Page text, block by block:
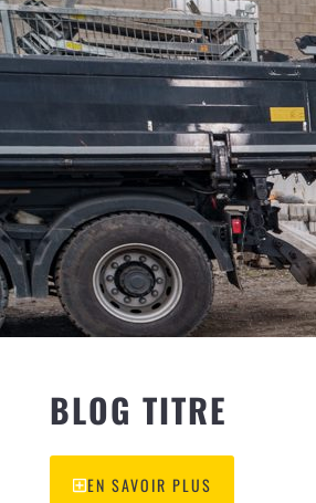
BLOG TITRE
EN SAVOIR PLUS